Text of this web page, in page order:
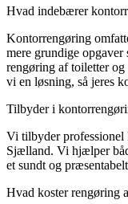
Hvad indebærer
Kontorrengøring
mere grundige
rengøring af toiletter
vi en løsning, så jeres
Tilbyder i
Vi tilbyder professionel
Sjælland. Vi hjælper
et sundt og
Hvad koster rengøring